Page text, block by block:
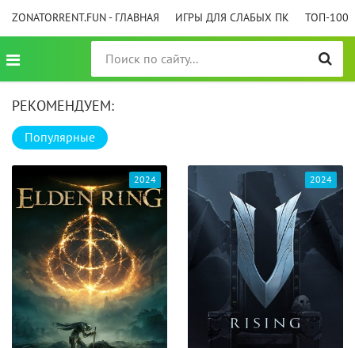
ZONATORRENT.FUN - ГЛАВНАЯ ИГРЫ ДЛЯ СЛАБЫХ ПК ТОП-100
РЕКОМЕНДУЕМ:
Популярные
2024 2024